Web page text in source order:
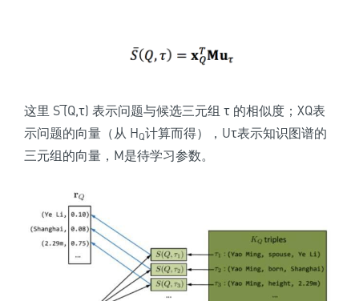
这里 S ̅(Q,τ) 表示问题与候选三元组 τ 的相似度；XQ表
示问题的向量（从 HQ计算而得），Uτ表示知识图谱的
三元组的向量，M是待学习参数。